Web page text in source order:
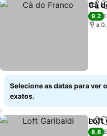
Cà
9,2
a
Selecione as datas para ver
exatos.
Loft
8,8